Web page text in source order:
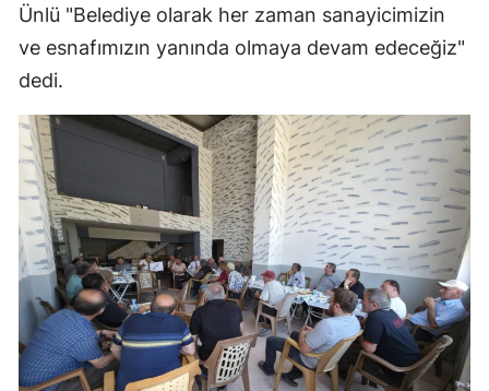
Trabzon
Şanlıurfa
Uşak
Van
Yozgat
Zonguldak
Aksaray
Ünlü "Belediye olarak her zaman sanayicimizin
ve esnafımızın yanında olmaya devam edeceğiz"
dedi.